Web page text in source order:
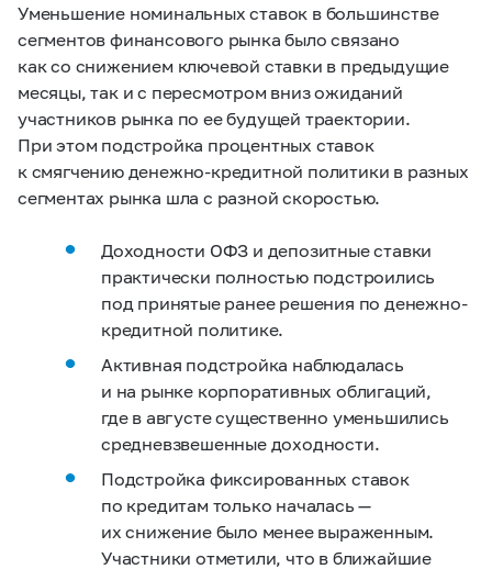
Уменьшение номинальных ставок в большинстве
сегментов финансового рынка было связано
как со снижением ключевой ставки в предыдущие
месяцы, так и с пересмотром вниз ожиданий
участников рынка по ее будущей траектории.
При этом подстройка процентных ставок
к смягчению денежно-кредитной политики в разных
сегментах рынка шла с разной скоростью.
Доходности ОФЗ и депозитные ставки
практически полностью подстроились
под принятые ранее решения по денежно-
кредитной политике.
Активная подстройка наблюдалась
и на рынке корпоративных облигаций,
где в августе существенно уменьшились
средневзвешенные доходности.
Подстройка фиксированных ставок
по кредитам только началась —
их снижение было менее выраженным.
Участники отметили, что в ближайшие